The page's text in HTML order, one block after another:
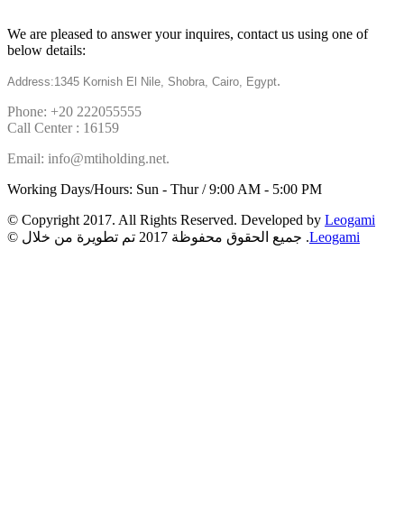
We are pleased to answer your inquires, contact us using one of
below details:
Address:1345 Kornish El Nile, Shobra, Cairo, Egypt.
Phone: +20 222055555
Call Center : 16159
Email: info@mtiholding.net.
Working Days/Hours: Sun - Thur / 9:00 AM - 5:00 PM
© Copyright 2017. All Rights Reserved. Developed by Leogami
© جميع الحقوق محفوظة 2017 تم تطويرة من خلال .Leogami